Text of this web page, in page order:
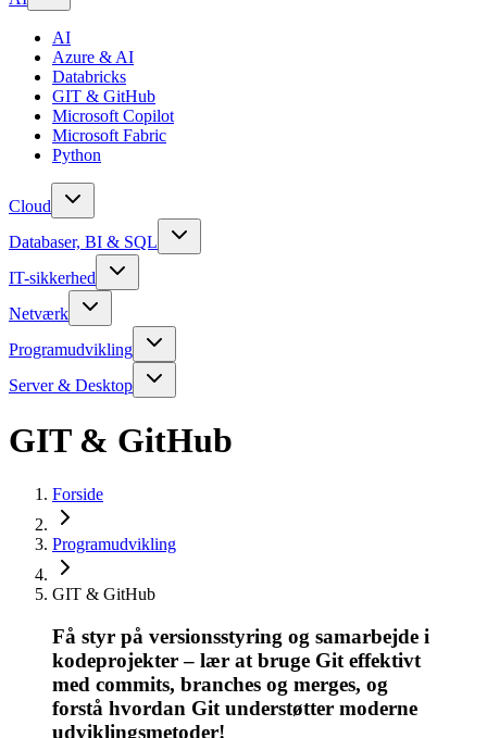
AI
Azure & AI
Databricks
GIT & GitHub
Microsoft Copilot
Microsoft Fabric
Python
Cloud
Databaser, BI & SQL
IT-sikkerhed
Netværk
Programudvikling
Server & Desktop
GIT & GitHub
Forside
Programudvikling
GIT & GitHub
Få styr på versionsstyring og samarbejde i
kodeprojekter – lær at bruge Git effektivt
med commits, branches og merges, og
forstå hvordan Git understøtter moderne
udviklingsmetoder!